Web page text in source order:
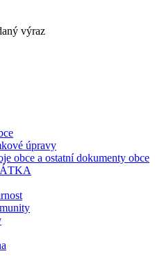
výraz
úpravy
obce a ostatní dokumenty obce